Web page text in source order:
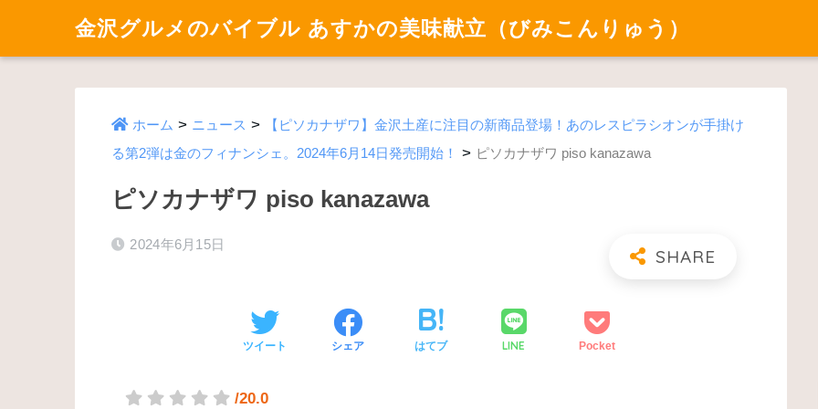
金沢グルメのバイブル あすかの美味献立（びみこんりゅう）
ホーム > ニュース >
【ピソカナザワ】金沢土産に注目の新商品登場！あのレスピラシオンが手掛け
る第2弾は金のフィナンシェ。2024年6月14日発売開始！
> ピソカナザワ piso kanazawa
ピソカナザワ piso kanazawa
2024年6月15日
ツイート シェア はてブ LINE Pocket
/20.0